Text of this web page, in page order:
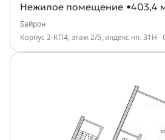
Нежилое помещение 403,4
Байрон
Корпус 2-КП4, этаж 2/5, индекс нп. 31Н